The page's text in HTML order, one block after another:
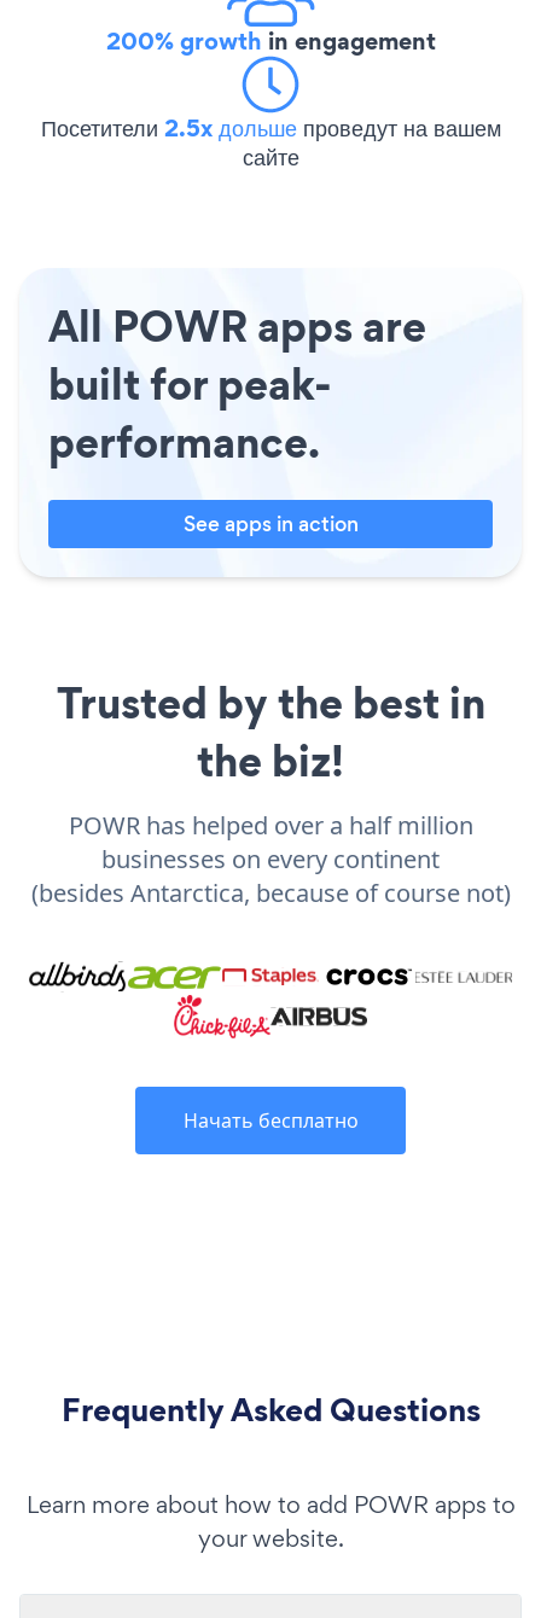
200% growth in engagement
Посетители 2.5x дольше проведут на вашем
сайте
All POWR apps are
built for peak-
performance.
See apps in action
Trusted by the best in
the biz!
POWR has helped over a half million
businesses on every continent
(besides Antarctica, because of course not)
Начать бесплатно
Frequently Asked Questions
Learn more about how to add POWR apps to
your website.